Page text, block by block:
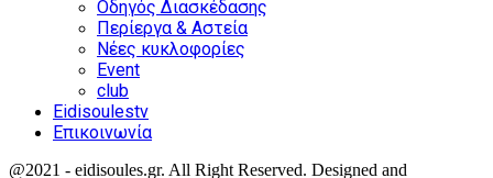
Οδηγός Διασκέδασης
Περίεργα & Αστεία
Νέες κυκλοφορίες
Event
club
Eidisoulestv
Επικοινωνία
@2021 - eidisoules.gr. All Right Reserved. Designed and